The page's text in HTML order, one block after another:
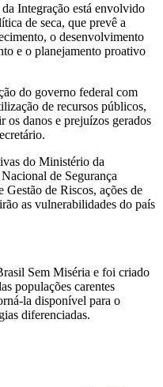
Integração está envolvido
de seca, que prevê a
o desenvolvimento
e o planejamento proativo
do governo federal com
de recursos públicos,
os danos e prejuízos gerados
do Ministério da
de Segurança
de Riscos, ações de
as vulnerabilidades do país
Sem Miséria e foi criado
populações carentes
la disponível para o
diferenciadas.